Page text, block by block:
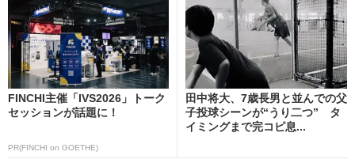
FINCHI主催「IVS2026」トーク
セッションが話題に！
PR(FINCHI on GOETHE)
田中将大、7歳長男と並んでの父
子投球シーンが“うり二つ” タ
イミングまで完コピ息...